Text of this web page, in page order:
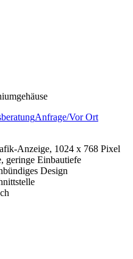
Anfrage/Vor Ort
Anzeige, 1024 x 768 Pixel
geringe Einbautiefe
Design